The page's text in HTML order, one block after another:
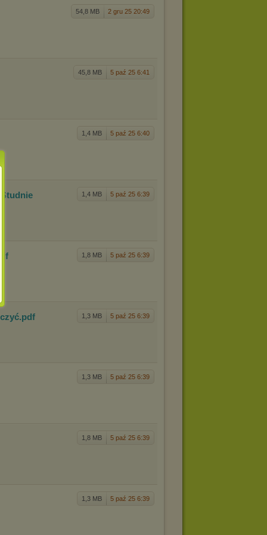
54,8 MB 2 gru 25 20:49
45,8 MB 5 paź 25 6:41
1,4 MB 5 paź 25 6:40
1,4 MB 5 paź 25 6:39
ie
1,8 MB 5 paź 25 6:39
1,3 MB 5 paź 25 6:39
yć.pdf
1,3 MB 5 paź 25 6:39
1,8 MB 5 paź 25 6:39
1,3 MB 5 paź 25 6:39